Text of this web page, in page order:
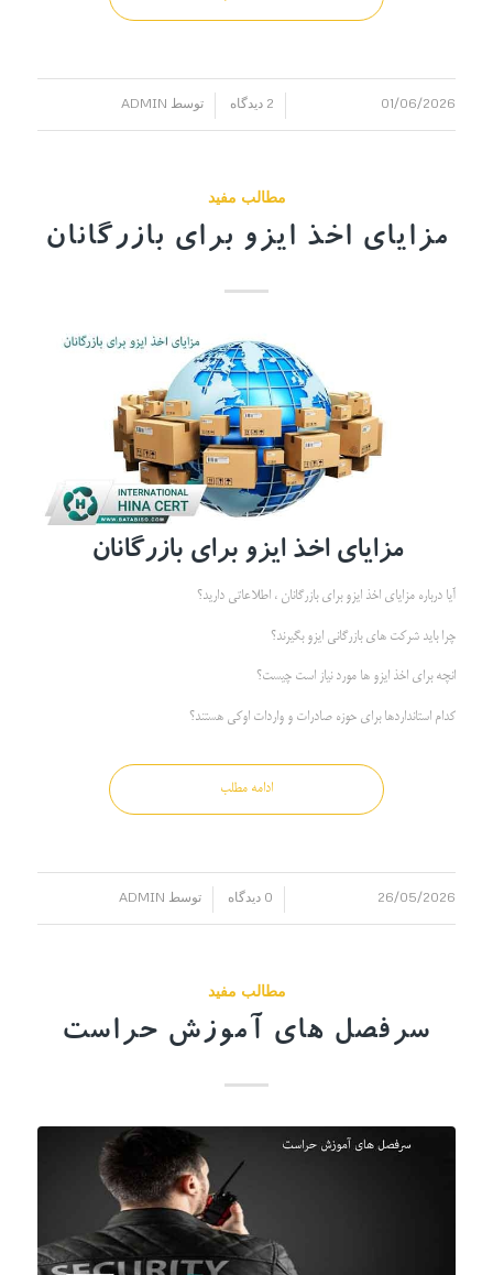
01/06/2026 2 دیدگاه توسط ADMIN
مطالب مفید
مزایای اخذ ایزو برای بازرگانان
مزایای اخذ ایزو برای بازرگانان
آیا درباره مزایای اخذ ایزو برای بازرگانان ، اطلاعاتی دارید؟
چرا باید شرکت های بازرگانی ایزو بگیرند؟
انچه برای اخذ ایزو ها مورد نیاز است چیست؟
کدام استانداردها برای حوزه صادرات و واردات اوکی هستند؟
ادامه مطلب
26/05/2026 0 دیدگاه توسط ADMIN
مطالب مفید
سرفصل های آموزش حراست